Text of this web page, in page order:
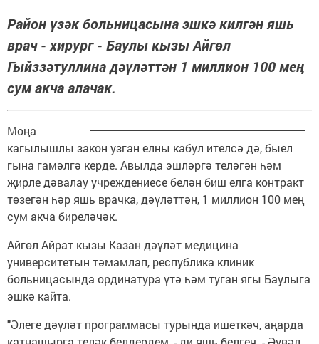
Район үзәк больницасына эшкә килгән яшь
врач - хирург - Баулы кызы Айгөл
Гыйззәтуллина дәүләттән 1 миллион 100 мең
сум акча алачак.
Моңа
кагылышлы закон узган елны кабул ителсә дә, быел
гына гамәлгә керде. Авылда эшләргә теләгән һәм
җирле дәвалау учреждениесе белән биш елга контракт
төзегән һәр яшь врачка, дәүләттән, 1 миллион 100 мең
сум акча биреләчәк.
Айгөл Айрат кызы Казан дәүләт медицина
университетын тәмамлап, республика клиник
больницасында ординатура үтә һәм туган ягы Баулыга
эшкә кайта.
"Әлеге дәүләт программасы турында ишеткәч, аңарда